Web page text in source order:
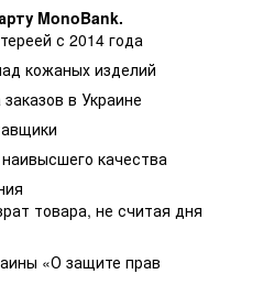
MonoBank.
с 2014 года
кожаных изделий
в Украине
качества
товара, не считая дня
«О защите прав